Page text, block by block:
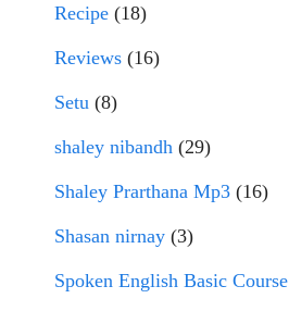
Recipe (18)
Reviews (16)
Setu (8)
shaley nibandh (29)
Shaley Prarthana Mp3 (16)
Shasan nirnay (3)
Spoken English Basic Course